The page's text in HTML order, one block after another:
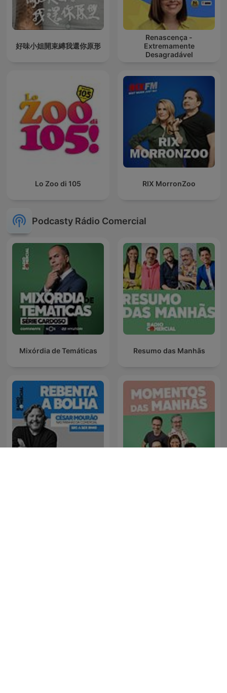
好味小姐開束縛我還你原形
Renascença -
Extremamente
Desagradável
Lo Zoo di 105 RIX MorronZoo
Podcasty Rádio Comercial
Mixórdia de Temáticas Resumo das Manhãs